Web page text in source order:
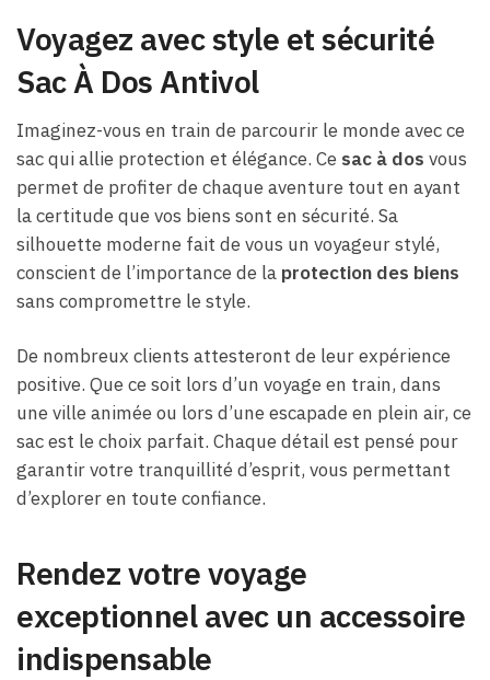
Voyagez avec style et sécurité
Sac À Dos Antivol
Imaginez-vous en train de parcourir le monde avec ce
sac qui allie protection et élégance. Ce sac à dos vous
permet de profiter de chaque aventure tout en ayant
la certitude que vos biens sont en sécurité. Sa
silhouette moderne fait de vous un voyageur stylé,
conscient de l’importance de la protection des biens
sans compromettre le style.
De nombreux clients attesteront de leur expérience
positive. Que ce soit lors d’un voyage en train, dans
une ville animée ou lors d’une escapade en plein air, ce
sac est le choix parfait. Chaque détail est pensé pour
garantir votre tranquillité d’esprit, vous permettant
d’explorer en toute confiance.
Rendez votre voyage
exceptionnel avec un accessoire
indispensable